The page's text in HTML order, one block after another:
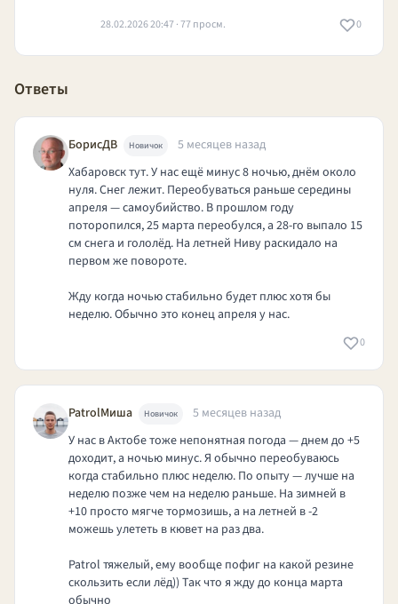
28.02.2026 20:47 · 77 просм. 0
Ответы
БорисДВ Новичок
5 месяцев назад
Хабаровск тут. У нас ещё минус 8 ночью, днём около
нуля. Снег лежит. Переобуваться раньше середины
апреля — самоубийство. В прошлом году
поторопился, 25 марта переобулся, а 28-го выпало 15
см снега и гололёд. На летней Ниву раскидало на
первом же повороте.
Жду когда ночью стабильно будет плюс хотя бы
неделю. Обычно это конец апреля у нас.
0
PatrolМиша Новичок
5 месяцев назад
У нас в Актобе тоже непонятная погода — днем до +5
доходит, а ночью минус. Я обычно переобуваюсь
когда стабильно плюс неделю. По опыту — лучше на
неделю позже чем на неделю раньше. На зимней в
+10 просто мягче тормозишь, а на летней в -2
можешь улететь в кювет на раз два.
Patrol тяжелый, ему вообще пофиг на какой резине
скользить если лёд)) Так что я жду до конца марта
обычно